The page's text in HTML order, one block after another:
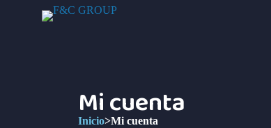
Mi cuenta
Inicio>Mi cuenta